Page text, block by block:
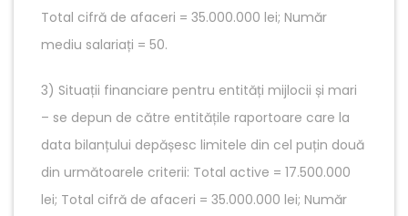
Total cifră de afaceri = 35.000.000 lei; Număr
mediu salariați = 50.
3) Situații financiare pentru entități mijlocii și mari
– se depun de către entitățile raportoare care la
data bilanțului depășesc limitele din cel puțin două
din următoarele criterii: Total active = 17.500.000
lei; Total cifră de afaceri = 35.000.000 lei; Număr